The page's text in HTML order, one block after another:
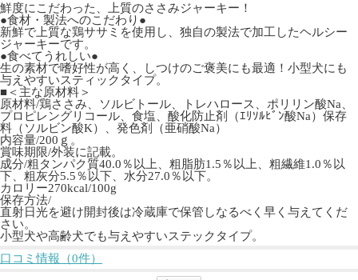
鮮度にこだわった、上質のささみジャーキー！
●食材・製法へのこだわり●
新鮮で上質な鶏ササミを使用し、独自の製法で加工したヘルシー
ジャーキーです。
●食べてうれしい●
生の素材で嗜好性が高く、しつけのご褒美にも最適！小型犬にも
与えやすいスティックタイプ。
■＜主な原材料＞
原材料/鶏ささみ、ソルビトール、トレハロース、ポリリン酸Na、
プロピレングリコール、食塩、酸化防止剤（ｴﾘｿﾙﾋﾞﾝ酸Na）保存
料（ソルビン酸K）、発色剤（亜硝酸Na）
内容量/200ｇ。
賞味期限/外装に記載。
成分/粗タンパク質40.0％以上、粗脂肪1.5％以上、粗繊維1.0％以
下、粗灰分5.5％以下、水分27.0％以下。
カロリー270kcal/100g
保存方法/
直射日光を避け開封後は冷蔵庫で保管しなるべく早く与えてくだ
さい。
小型犬や高齢犬でも与えやすいステックタイプ。
口コミ情報（0件）